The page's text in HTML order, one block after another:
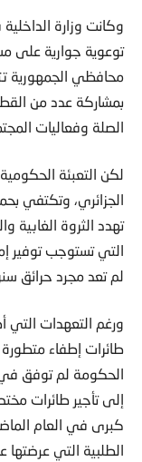
وكانت وزارة
توعوية جوارية
محافظي الجمهورية
بمشاركة عدد من
الصلة وفعاليات
لكن التعبئة
الجزائري، وتكتفي
تهدد الثروة الغابية
التي تستوجب توفير
لم تعد مجرد حرائق
ورغم التعهدات التي
طائرات إطفاء متطورة
الحكومة لم توفق
إلى تأجير طائرات
كبرى في العام
الطلبية التي عرضتها عام